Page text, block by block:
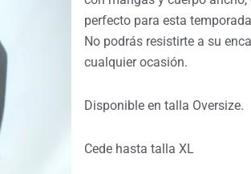
perfecto para esta
No podrás resistirte a su
cualquier ocasión.
Disponible en talla Oversize.
Cede hasta talla XL